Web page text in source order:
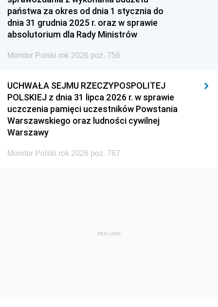
1948 1947 1946
1939 1938
państwa za okres od dnia 1 stycznia do
dnia 31 grudnia 2025 r. oraz w sprawie
absolutorium dla Rady Ministrów
Monitor Polski rok 2026 poz. 756
UCHWAŁA SEJMU RZECZYPOSPOLITEJ
POLSKIEJ z dnia 31 lipca 2026 r. w sprawie
uczczenia pamięci uczestników Powstania
Warszawskiego oraz ludności cywilnej
Warszawy
Monitor Polski rok 2026 poz. 767
REKLAMA